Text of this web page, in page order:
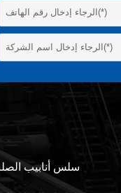
سلس أنابيب